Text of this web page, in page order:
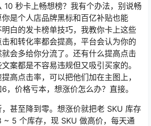
10 秒卡上畅想榜？我有个办法，别说畅
是个人店品牌黑标和百亿补贴也能
白的发卡榜单技巧，我教你卡上这些
和转化率都会提高，平台会认为你的
会多给你分流了。还有什么提高点击
案都是不容易违规但又吸引买家的。
高点击率，可以把他们加在主图上，
，价格亏本，想涨价怎么办？直接。
甚至降到零。想涨价就把老 SKU 库存
~ 5 个库存，现 SKU 做高价，每天通